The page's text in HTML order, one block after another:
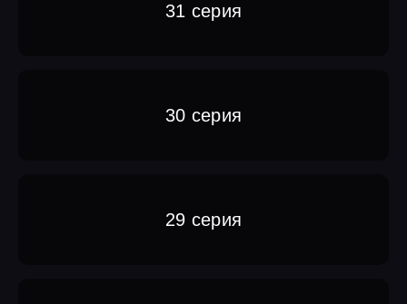
31 серия
30 серия
29 серия